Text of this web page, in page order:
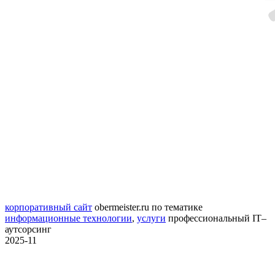
корпоративный сайт obermeister.ru по тематике
информационные технологии, услуги профессиональный IT–
аутсорсинг
2025-11